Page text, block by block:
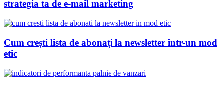
strategia ta de e-mail marketing
Cum crești lista de abonați la newsletter într-un mod
etic